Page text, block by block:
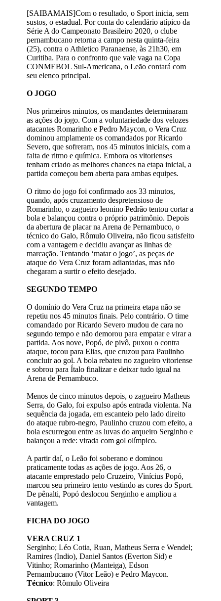
[SAIBAMAIS]Com o resultado, o Sport inicia, sem
sustos, o estadual. Por conta do calendário atípico da
Série A do Campeonato Brasileiro 2020, o clube
pernambucano retorna a campo nesta quinta-feira
(25), contra o Athletico Paranaense, às 21h30, em
Curitiba. Para o confronto que vale vaga na Copa
CONMEBOL Sul-Americana, o Leão contará com
seu elenco principal.
O JOGO
Nos primeiros minutos, os mandantes determinaram
as ações do jogo. Com a voluntariedade dos velozes
atacantes Romarinho e Pedro Maycon, o Vera Cruz
dominou amplamente os comandados por Ricardo
Severo, que sofreram, nos 45 minutos iniciais, com a
falta de ritmo e química. Embora os vitorienses
tenham criado as melhores chances na etapa inicial, a
partida começou bem aberta para ambas equipes.
O ritmo do jogo foi confirmado aos 33 minutos,
quando, após cruzamento despretensioso de
Romarinho, o zagueiro leonino Pedrão tentou cortar a
bola e balançou contra o próprio patrimônio. Depois
da abertura de placar na Arena de Pernambuco, o
técnico do Galo, Rômulo Oliveira, não ficou satisfeito
com a vantagem e decidiu avançar as linhas de
marcação. Tentando ‘matar o jogo’, as peças de
ataque do Vera Cruz foram adiantadas, mas não
chegaram a surtir o efeito desejado.
SEGUNDO TEMPO
O domínio do Vera Cruz na primeira etapa não se
repetiu nos 45 minutos finais. Pelo contrário. O time
comandado por Ricardo Severo mudou de cara no
segundo tempo e não demorou para empatar e virar a
partida. Aos nove, Popó, de pivô, puxou o contra
ataque, tocou para Elias, que cruzou para Paulinho
concluir ao gol. A bola rebateu no zagueiro vitoriense
e sobrou para Ítalo finalizar e deixar tudo igual na
Arena de Pernambuco.
Menos de cinco minutos depois, o zagueiro Matheus
Serra, do Galo, foi expulso após entrada violenta. Na
sequência da jogada, em escanteio pelo lado direito
do ataque rubro-negro, Paulinho cruzou com efeito, a
bola escurregou entre as luvas do arqueiro Serginho e
balançou a rede: virada com gol olímpico.
A partir daí, o Leão foi soberano e dominou
praticamente todas as ações de jogo. Aos 26, o
atacante emprestado pelo Cruzeiro, Vinícius Popó,
marcou seu primeiro tento vestindo as cores do Sport.
De pênalti, Popó deslocou Serginho e ampliou a
vantagem.
FICHA DO JOGO
VERA CRUZ 1
Serginho; Léo Cotia, Ruan, Matheus Serra e Wendel;
Ramires (Indio), Daniel Santos (Everton Sid) e
Vitinho; Romarinho (Manteiga), Edson
Pernambucano (Vitor Leão) e Pedro Maycon.
Técnico: Rômulo Oliveira